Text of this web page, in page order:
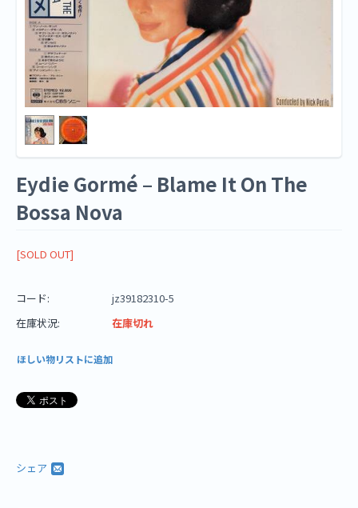
Eydie Gormé – Blame It On The
Bossa Nova
[SOLD OUT]
コード:
jz39182310-5
在庫状況:
在庫切れ
ほしい物リストに追加
シェア